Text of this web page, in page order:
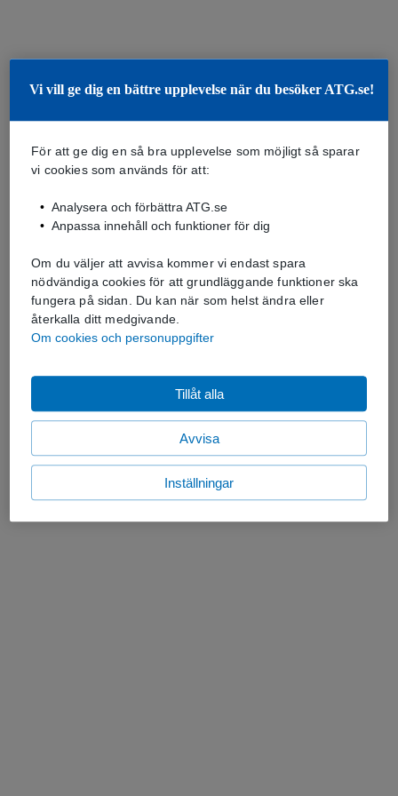
Vi vill ge dig en bättre upplevelse när du besöker ATG.se!
För att ge dig en så bra upplevelse som möjligt så sparar
vi cookies som används för att:
Analysera och förbättra ATG.se
Anpassa innehåll och funktioner för dig
Om du väljer att avvisa kommer vi endast spara
nödvändiga cookies för att grundläggande funktioner ska
fungera på sidan. Du kan när som helst ändra eller
återkalla ditt medgivande.
Om cookies och personuppgifter
Avvisa
Tillåt alla
Inställningar